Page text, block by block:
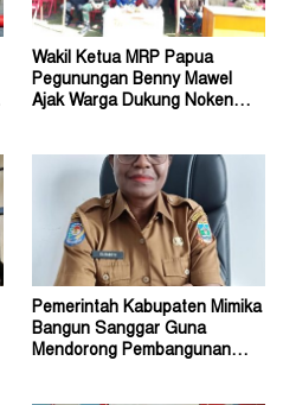
Wakil Ketua MRP Papua
Pegunungan Benny Mawel
Ajak Warga Dukung Noken
Pemerintah Kabupaten Mimika
Bangun Sanggar Guna
Mendorong Pembangunan